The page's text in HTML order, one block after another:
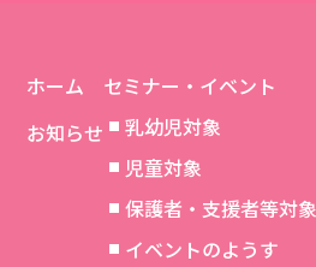
ホーム
お知らせ
セミナー・イベント
乳幼児対象
児童対象
保護者・支援者等対象
イベントのようす